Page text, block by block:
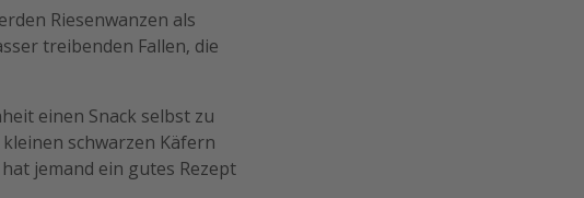
Riesenwanzen als
treibenden Fallen, die
einen Snack selbst zu
schwarzen Käfern
jemand ein gutes Rezept